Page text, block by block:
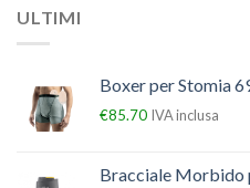
ULTIMI
Boxer per Stomia
€85.70 IVA inclusa
Bracciale Morbido